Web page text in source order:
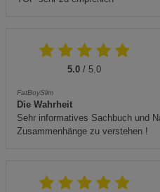
5.0 / 5.0
FatBoySlim
Die Wahrheit
Sehr informatives Sachbuch und
Zusammenhänge zu verstehen !